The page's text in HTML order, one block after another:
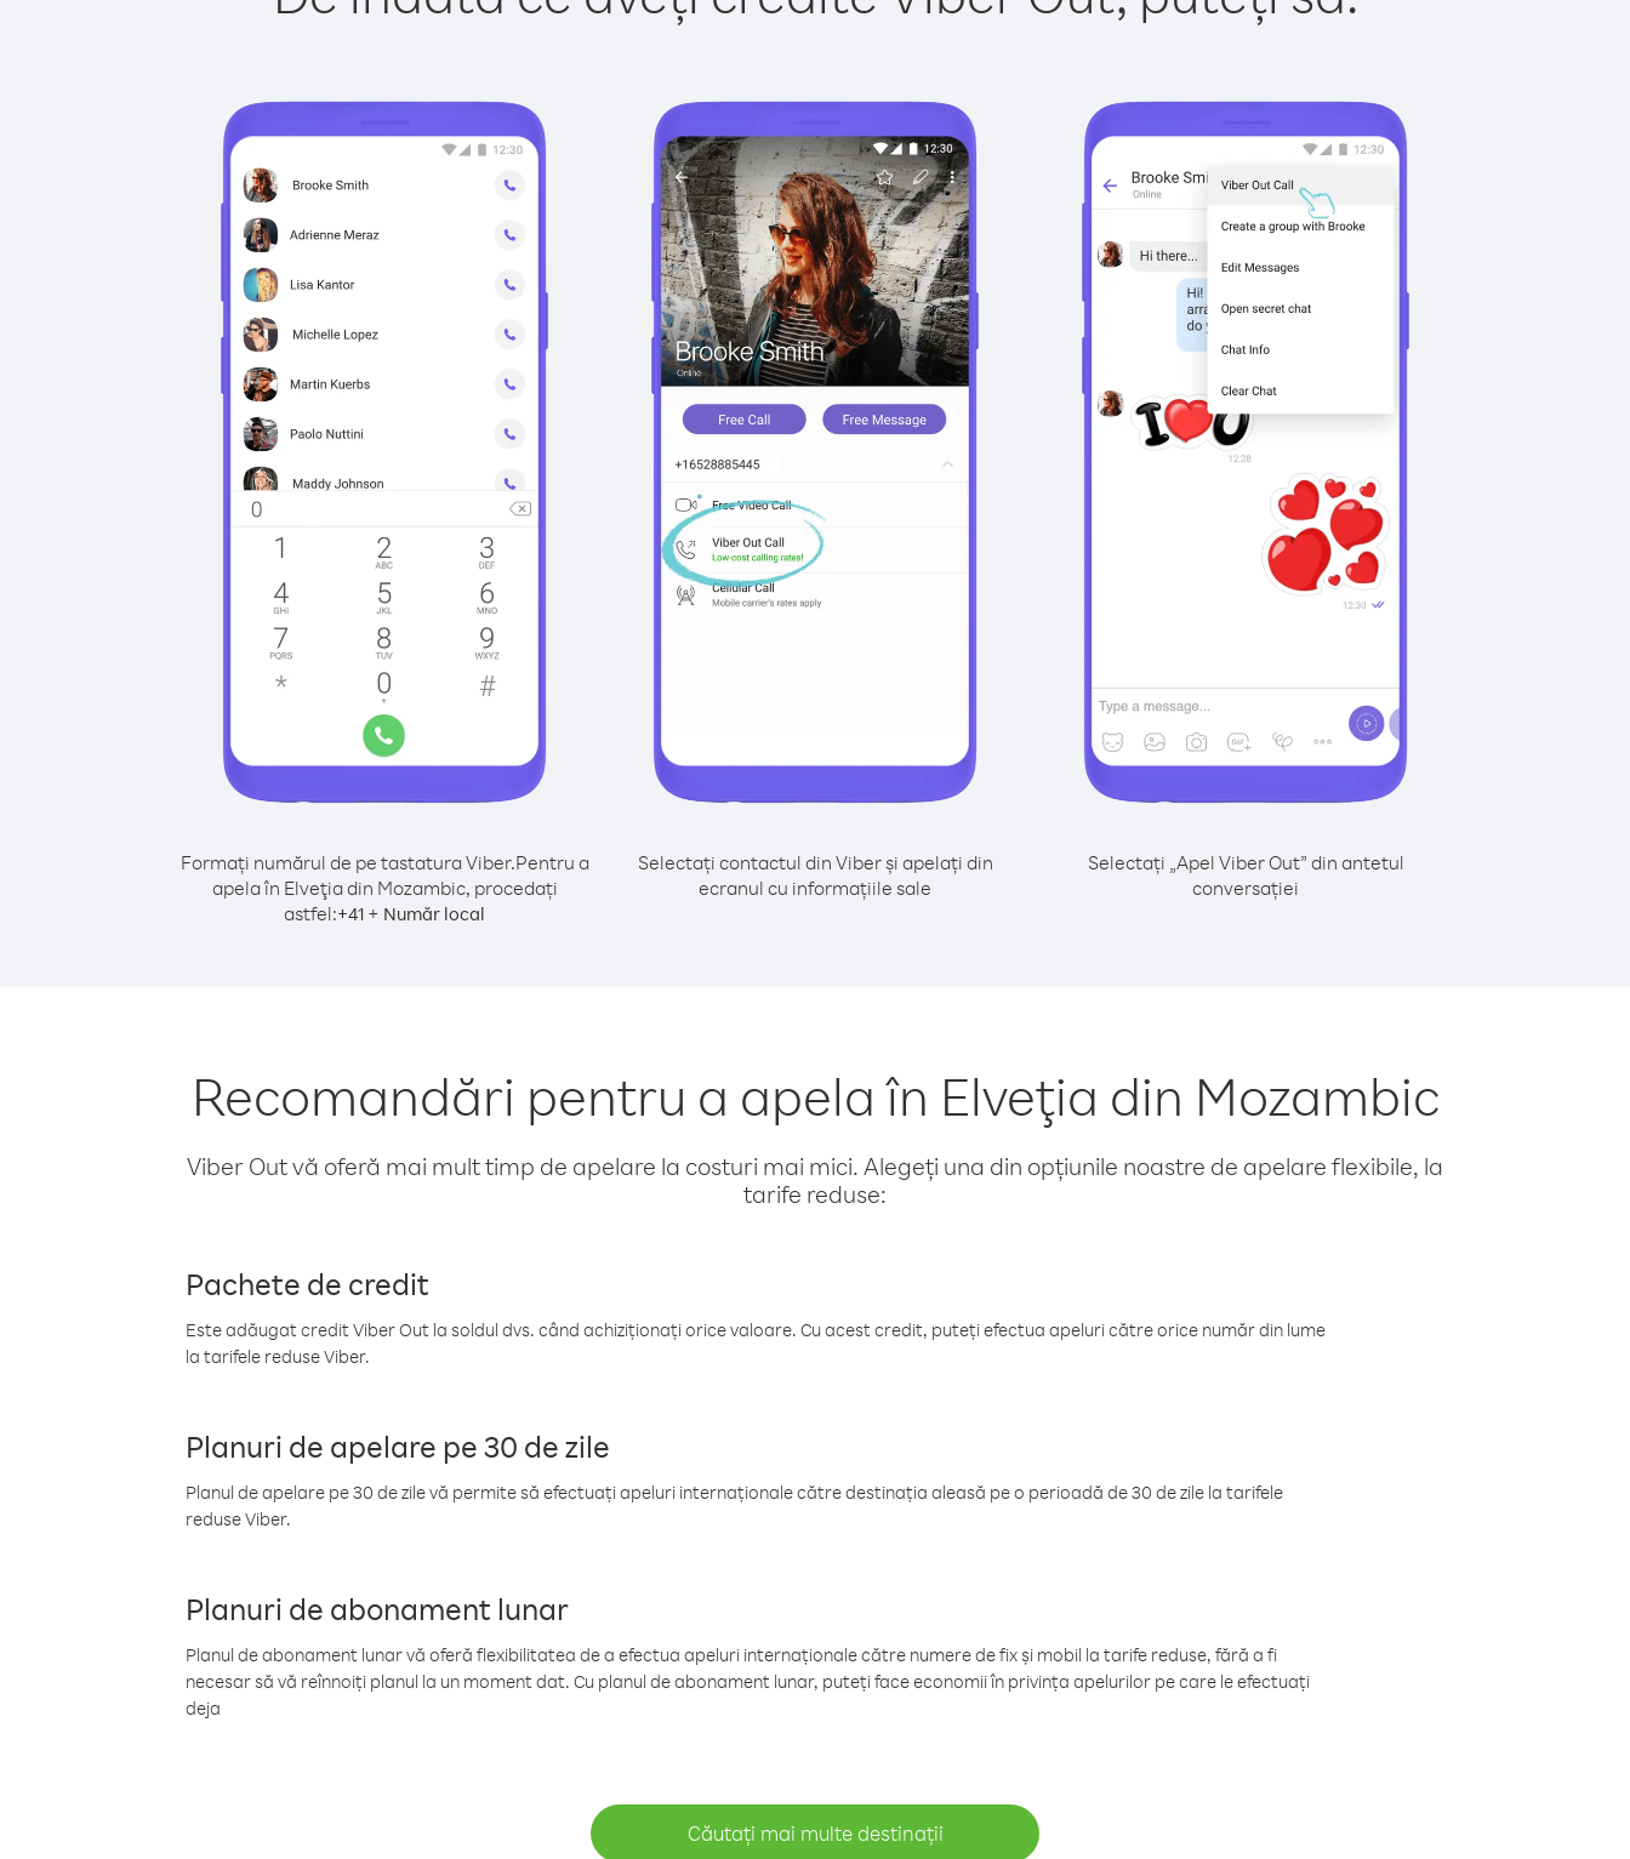
Formați numărul de pe tastatura Viber.Pentru a
apela în Elveţia din Mozambic, procedați
astfel:+41 + Număr local
Selectați contactul din Viber și apelați din
ecranul cu informațiile sale
Selectați „Apel Viber Out” din antetul
conversației
Recomandări pentru a apela în Elveţia din Mozambic
Viber Out vă oferă mai mult timp de apelare la costuri mai mici. Alegeți una din opțiunile noastre de apelare flexibile, la
tarife reduse:
Pachete de credit
Este adăugat credit Viber Out la soldul dvs. când achiziționați orice valoare. Cu acest credit, puteți efectua apeluri către orice număr din lume
la tarifele reduse Viber.
Planuri de apelare pe 30 de zile
Planul de apelare pe 30 de zile vă permite să efectuați apeluri internaționale către destinația aleasă pe o perioadă de 30 de zile la tarifele
reduse Viber.
Planuri de abonament lunar
Planul de abonament lunar vă oferă flexibilitatea de a efectua apeluri internaționale către numere de fix și mobil la tarife reduse, fără a fi
necesar să vă reînnoiți planul la un moment dat. Cu planul de abonament lunar, puteți face economii în privința apelurilor pe care le efectuați
deja
Căutați mai multe destinații